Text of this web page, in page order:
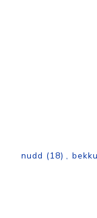
nudd (18) ,